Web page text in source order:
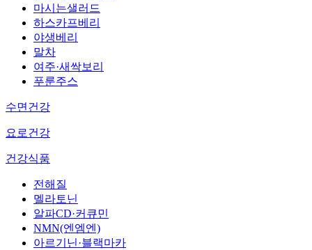
마시는샐러드
하스카프베리
야생베리
말차
여주·새싹보리
푸룬주스
수면건강
요로건강
건강식품
전해질
멜라토닌
알파CD·커큐민
NMN(엔엠엔)
아르기닌·블랙마카